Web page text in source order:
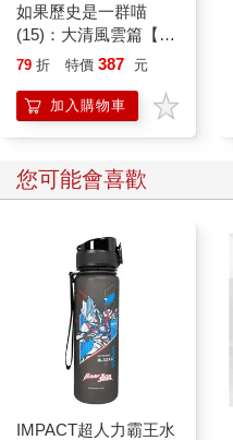
如果歷史是一群喵
(15)：大清風雲篇【萌
貓漫畫學歷史】
79 折 特價 387 元
加入購物車
您可能會喜歡
IMPACT超人力霸王水